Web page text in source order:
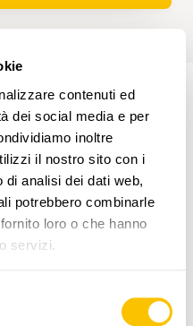
contenuti ed
dei social media e per
inoltre
il nostro sito con i
analisi dei dati web,
potrebbero combinarle
loro o che hanno
servizi.